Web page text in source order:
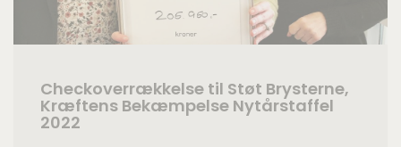
Checkoverrækkelse til Støt Brysterne,
Kræftens Bekæmpelse Nytårstaffel
2022